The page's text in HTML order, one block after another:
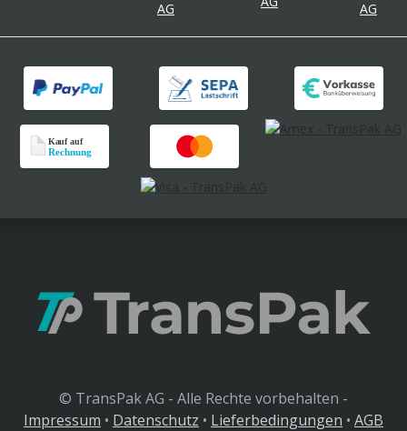
© TransPak AG - Alle Rechte vorbehalten -
Impressum • Datenschutz • Lieferbedingungen • AGB